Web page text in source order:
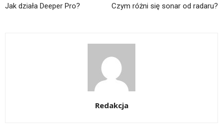
Jak działa Deeper Pro? Czym różni się sonar od radaru?
Redakcja